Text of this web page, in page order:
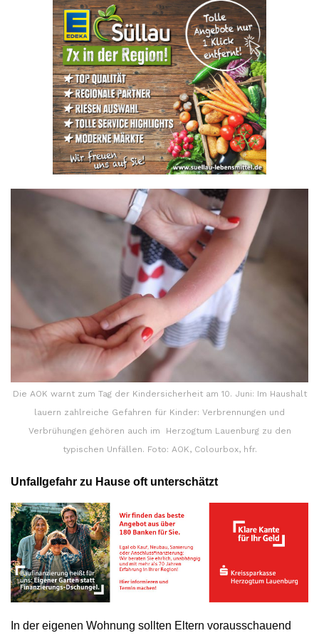
Die AOK warnt zum Tag der Kindersicherheit am 10. Juni: Im Haushalt
lauern zahlreiche Gefahren für Kinder: Verbrennungen und
Verbrühungen gehören auch im Herzogtum Lauenburg zu den
typischen Unfällen. Foto: AOK, Colourbox, hfr.
Unfallgefahr zu Hause oft unterschätzt
In der eigenen Wohnung sollten Eltern vorausschauend